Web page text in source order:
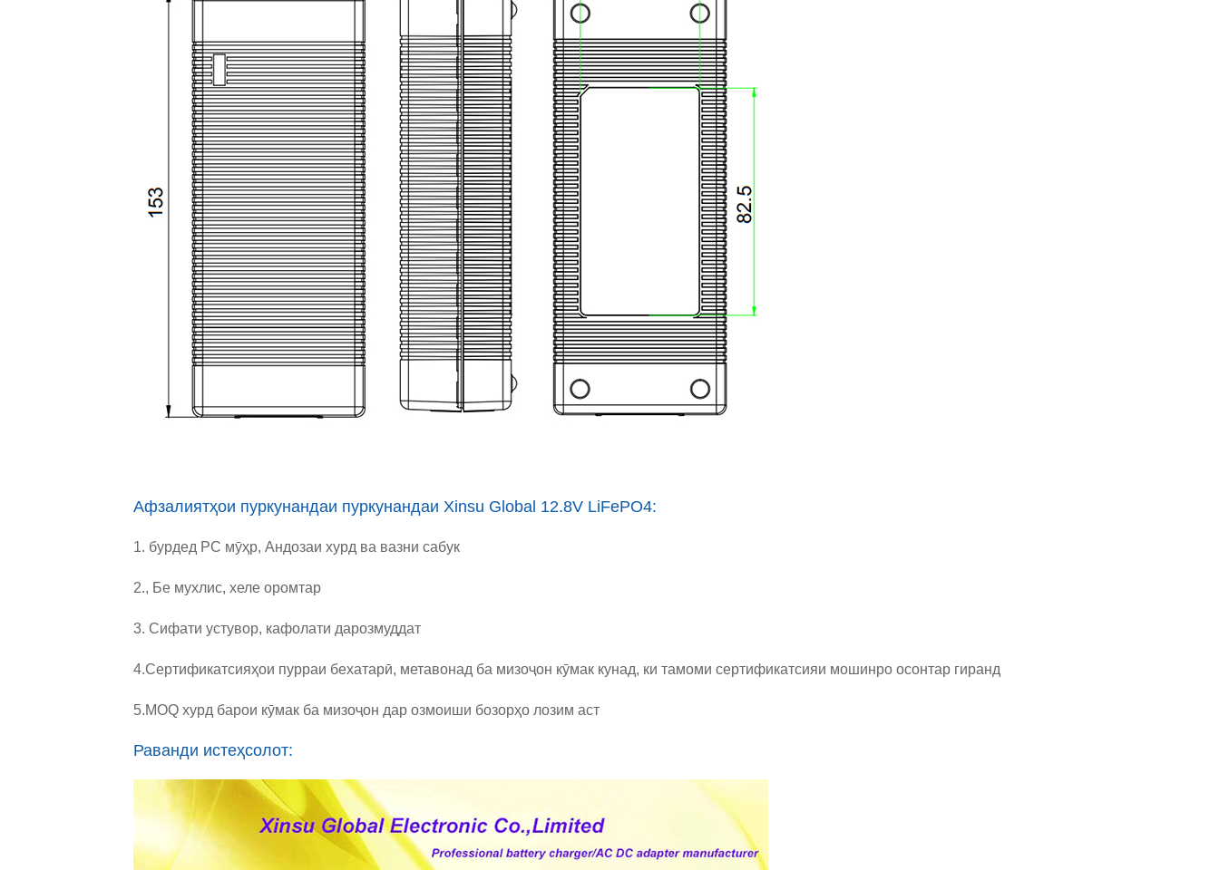
Афзалиятҳои пуркунандаи пуркунандаи Xinsu Global 12.8V LiFePO4:
1. бурдед PC мӯҳр, Андозаи хурд ва вазни сабук
2., Бе мухлис, хеле оромтар
3. Сифати устувор, кафолати дарозмуддат
4.Сертификатсияҳои пурраи бехатарӣ, метавонад ба мизоҷон кӯмак кунад, ки тамоми сертификатсияи мошинро осонтар гиранд
5.MOQ хурд барои кӯмак ба мизоҷон дар озмоиши бозорҳо лозим аст
Раванди истеҳсолот: